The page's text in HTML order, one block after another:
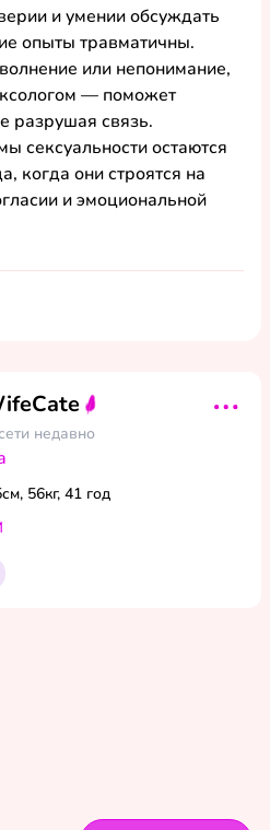
и умении обсуждать
опыты травматичны.
или непонимание,
— поможет
разрушая связь.
сексуальности остаются
когда они строятся на
и эмоциональной
недавно
56кг, 41 год